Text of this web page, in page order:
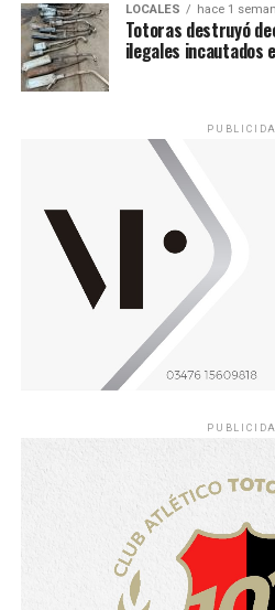
LOCALES hace 1
Totoras destruyó
ilegales incautados